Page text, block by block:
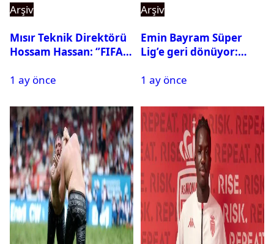
Arşiv
Mısır Teknik Direktörü
Hossam Hassan: ‘’FIFA,
istemiyor’’
1 ay önce
Arşiv
Emin Bayram Süper
Lig’e geri dönüyor:
1 ay önce